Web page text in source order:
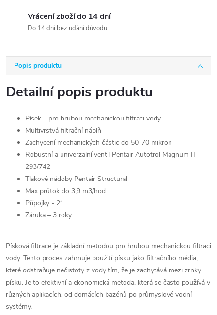
Vrácení zboží do 14 dní
Do 14 dní bez udání důvodu
Popis produktu
Detailní popis produktu
Písek – pro hrubou mechanickou filtraci vody
Multivrstvá filtrační náplň
Zachycení mechanických částic do 50-70 mikron
Robustní a univerzalní ventil Pentair Autotrol Magnum IT
293/742
Tlakové nádoby Pentair Structural
Max průtok do 3,9 m3/hod
Přípojky - 2“
Záruka – 3 roky
Písková filtrace je základní metodou pro hrubou mechanickou filtraci
vody. Tento proces zahrnuje použití písku jako filtračního média,
které odstraňuje nečistoty z vody tím, že je zachytává mezi zrnky
písku. Je to efektivní a ekonomická metoda, která se často používá v
různých aplikacích, od domácích bazénů po průmyslové vodní
systémy.